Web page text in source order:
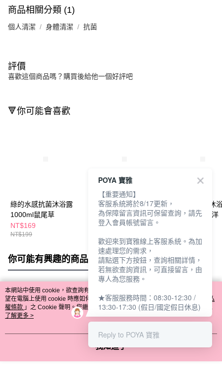
商品相關分類 (1)
個人清潔 身體清潔 抗菌
評價
喜歡這個商品嗎？購買後給他一個好評吧
🔻你可能會喜歡
綠的水感抗菌沐浴露
1000ml鼠尾草
NT$169
NT$199
綠的水感抗菌沐浴露
1000ml黑醋栗
NT$169
綠的水感抗菌沐
1000ml清新海洋
你可能有興趣的商品 全站排行
熱門標籤
本網站中使用 cookie，欲查詢有關本網站使用 cookie 方式之詳情，及若您不希
望在電腦上使用 cookie 時應如何變更電腦的 cookie 設定，請參閱本網站「
隱私
權條款 」之 Cookie 聲明。您繼續使用本網站即表示您同意本公司得按本網站使
用條款之 Cookie 聲明使用 cookie。
了解更多 >
我知道了
POYA 寶雅
【重要通知】
客服系統將於8/17更新，
為保障留言資訊可保留查詢，請先
登入會員帳號留言。
歡迎來到寶雅線上客服系統。為加
速處理您的需求，
請點選下方按鈕，查詢相關詳情，
若無欲查詢資訊，可直接留言，由
專人為您服務。
★客服服務時間：08:30-12:30 /
13:30-17:30 (假日/國定假日休息)
Reply to POYA 寶雅